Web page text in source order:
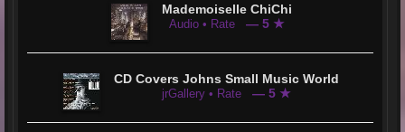
Mademoiselle ChiChi
Audio • Rate — 5 ★
CD Covers Johns Small Music World
jrGallery • Rate — 5 ★